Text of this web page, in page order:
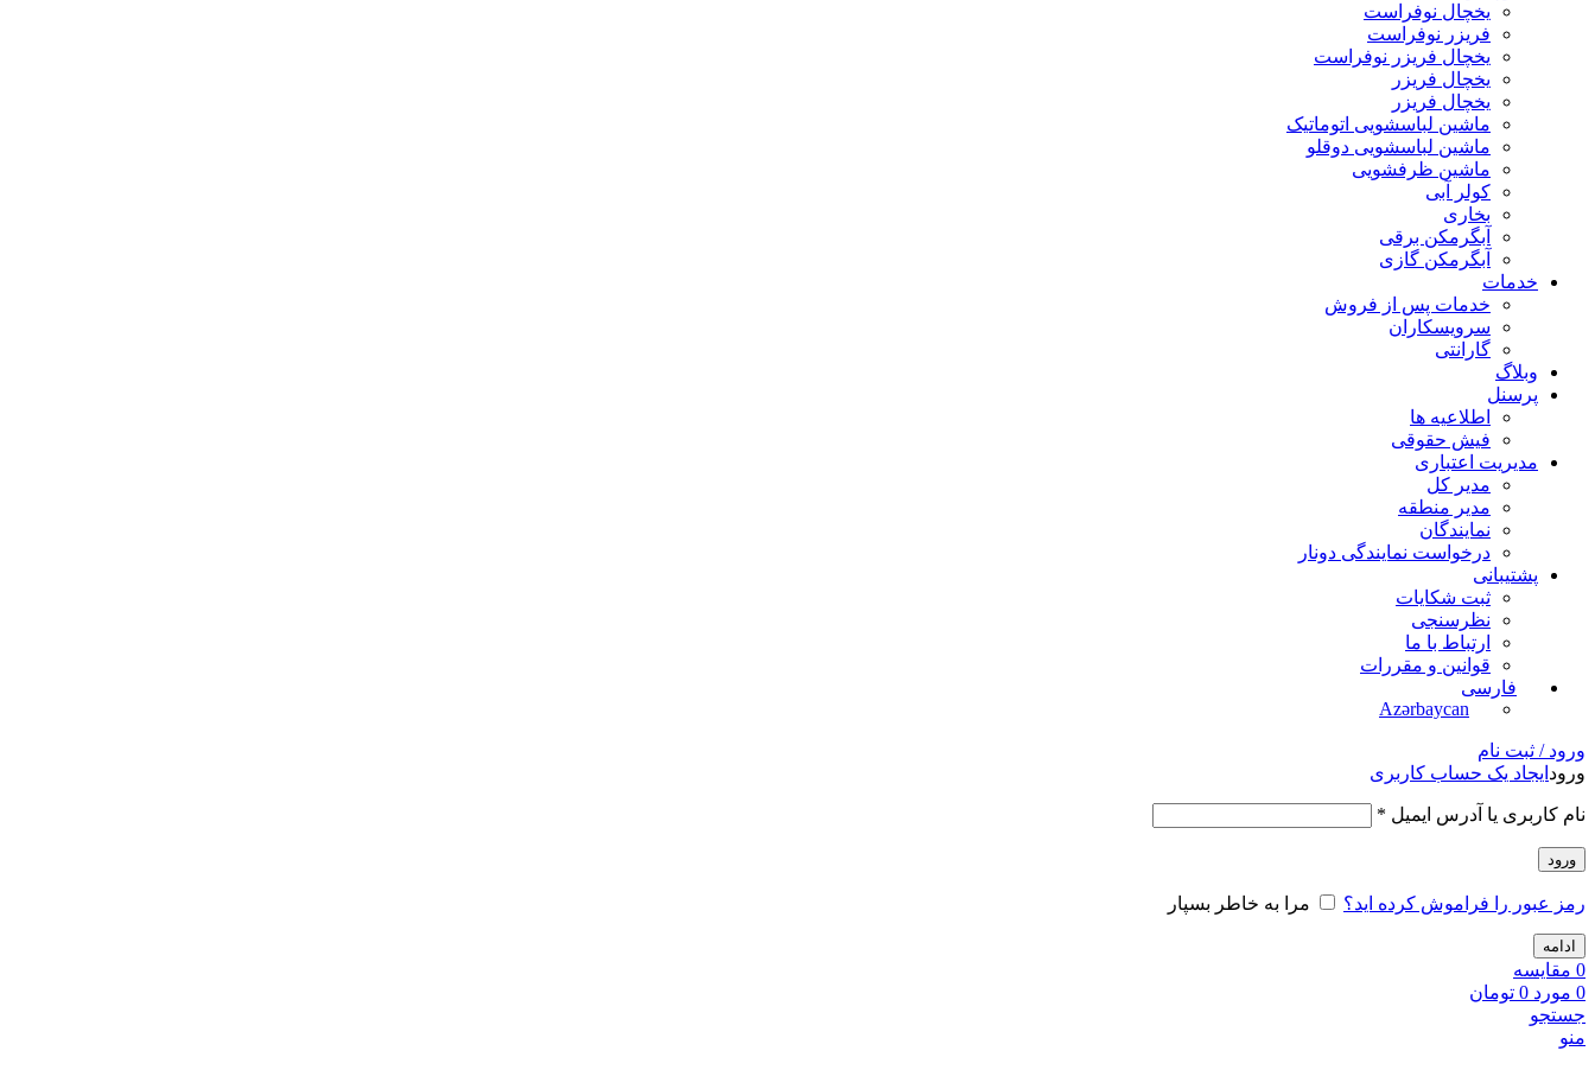
یخچال نوفراست
فریزر نوفراست
یخچال فریزر نوفراست
یخچال فریزر
یخچال فریزر
ماشین لباسشویی اتوماتیک
ماشین لباسشویی دوقلو
ماشین ظرفشویی
کولر آبی
بخاری
آبگرمکن برقی
آبگرمکن گازی
خدمات
خدمات پس از فروش
سرویسکاران
گارانتی
وبلاگ
پرسنل
اطلاعیه ها
فیش حقوقی
مدیریت اعتباری
مدیر کل
مدیر منطقه
نمایندگان
درخواست نمایندگی دونار
پشتیبانی
ثبت شکایات
نظرسنجی
ارتباط با ما
قوانین و مقررات
فارسی
Azərbaycan
ورود / ثبت نام
ورود ایجاد یک حساب کاربری
نام کاربری یا آدرس ایمیل *
ورود
رمز عبور را فراموش کرده اید؟ مرا به خاطر بسپار
ادامه
0 مقايسه
0 مورد 0 تومان
جستجو
منو